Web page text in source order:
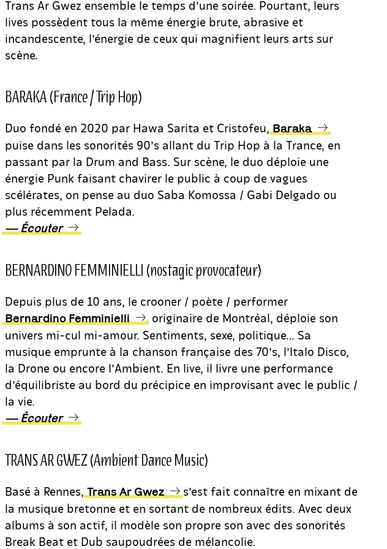
Trans Ar Gwez ensemble le temps d’une soirée. Pourtant, leurs
lives possèdent tous la même énergie brute, abrasive et
incandescente, l’énergie de ceux qui magnifient leurs arts sur
scène.
BARAKA (France / Trip Hop)
Duo fondé en 2020 par Hawa Sarita et Cristofeu, Baraka
puise dans les sonorités 90’s allant du Trip Hop à la Trance, en
passant par la Drum and Bass. Sur scène, le duo déploie une
énergie Punk faisant chavirer le public à coup de vagues
scélérates, on pense au duo Saba Komossa / Gabi Delgado ou
plus récemment Pelada.
— Écouter
BERNARDINO FEMMINIELLI (nostagic provocateur)
Depuis plus de 10 ans, le crooner / poète / performer
Bernardino Femminielli
, originaire de Montréal, déploie son
univers mi-cul mi-amour. Sentiments, sexe, politique… Sa
musique emprunte à la chanson française des 70’s, l’Italo Disco,
la Drone ou encore l’Ambient. En live, il livre une performance
d’équilibriste au bord du précipice en improvisant avec le public /
la vie.
— Écouter
TRANS AR GWEZ (Ambient Dance Music)
Basé à Rennes, Trans Ar Gwez
s’est fait connaître en mixant de
la musique bretonne et en sortant de nombreux édits. Avec deux
albums à son actif, il modèle son propre son avec des sonorités
Break Beat et Dub saupoudrées de mélancolie.